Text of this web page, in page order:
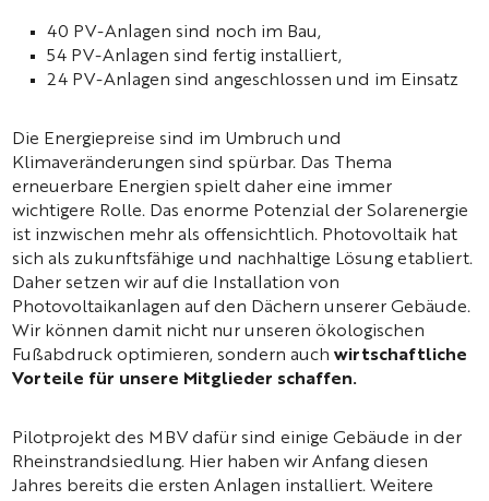
40 PV-Anlagen sind noch im Bau,
54 PV-Anlagen sind fertig installiert,
24 PV-Anlagen sind angeschlossen und im Einsatz
Die Energiepreise sind im Umbruch und
Klimaveränderungen sind spürbar. Das Thema
erneuerbare Energien spielt daher eine immer
wichtigere Rolle. Das enorme Potenzial der Solarenergie
ist inzwischen mehr als offensichtlich. Photovoltaik hat
sich als zukunftsfähige und nachhaltige Lösung etabliert.
Daher setzen wir auf die Installation von
Photovoltaikanlagen auf den Dächern unserer Gebäude.
Wir können damit nicht nur unseren ökologischen
Fußabdruck optimieren, sondern auchwirtschaftliche
Vorteile für unsere Mitglieder schaffen.
Pilotprojekt des MBV dafür sind einige Gebäude in der
Rheinstrandsiedlung. Hier haben wir Anfang diesen
Jahres bereits die ersten Anlagen installiert. Weitere